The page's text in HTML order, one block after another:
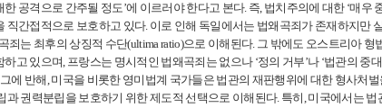
공격으로 간주될 정도’에 이르러야 한다고 본다. 즉, 법치주의에 대한 ‘매우
직간접적으로 보호하고 있다. 이로 인해 독일에서는 법왜곡죄가 존재하지만
죄는 최후의 상징적 수단(ultima ratio)으로 이해된다. 그 밖에도 오스트리아 형
고 있으며, 프랑스는 명시적인 법왜곡죄는 없으나 ‘정의 거부’나 ‘법관의 중
에 반해, 미국을 비롯한 영미법계 국가들은 법관의 재판행위에 대한 형사처
과 권력분립을 보호하기 위한 제도적 선택으로 이해된다. 특히, 미국에서는 법